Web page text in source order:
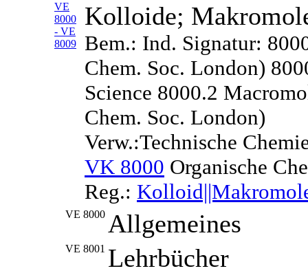
VE
8000
- VE
8009
Kolloide;
Bem.: Ind. Signatur:
Chem. Soc. London)
Science 8000.2
Chem. Soc. London)
Verw.:Technische
VK 8000 Organische
Reg.:
VE 8000 Allgemeines
VE 8001 Lehrbücher